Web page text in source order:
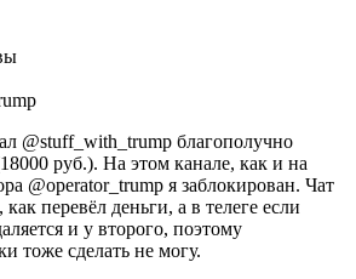
@stuff_with_trump благополучно
руб.). На этом канале, как и на
@operator_trump я заблокирован. Чат
перевёл деньги, а в телеге если
и у второго, поэтому
тоже сделать не могу.